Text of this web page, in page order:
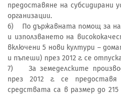
предоставяне на субсидирани
организации.
6) По държавната помощ за
и използването на
включени 5 нови култури –
и пъпеши) през 2012 г. се
7) За земеделските
през 2012 г. се
средствата са в размер до